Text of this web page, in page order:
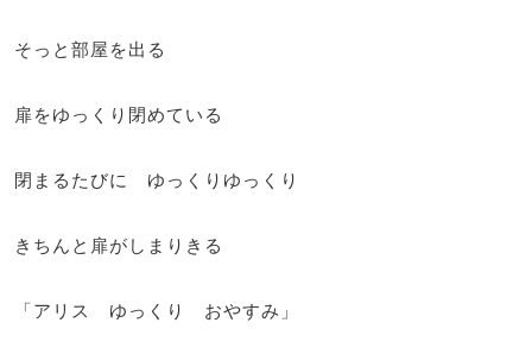
そっと部屋を出る
扉をゆっくり閉めている
閉まるたびに ゆっくりゆっくり
きちんと扉がしまりきる
「アリス ゆっくり おやすみ」